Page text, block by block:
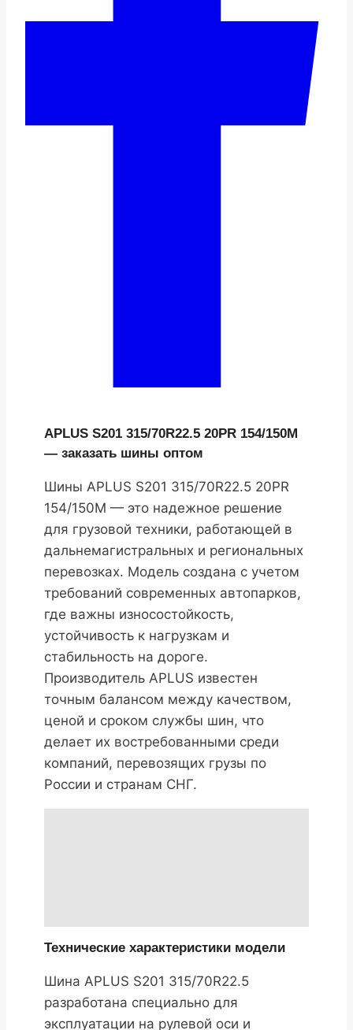
APLUS S201 315/70R22.5 20PR 154/150M
— заказать шины оптом
Шины APLUS S201 315/70R22.5 20PR
154/150M — это надежное решение
для грузовой техники, работающей в
дальнемагистральных и региональных
перевозках. Модель создана с учетом
требований современных автопарков,
где важны износостойкость,
устойчивость к нагрузкам и
стабильность на дороге.
Производитель APLUS известен
точным балансом между качеством,
ценой и сроком службы шин, что
делает их востребованными среди
компаний, перевозящих грузы по
России и странам СНГ.
Технические характеристики модели
Шина APLUS S201 315/70R22.5
разработана специально для
эксплуатации на рулевой оси и